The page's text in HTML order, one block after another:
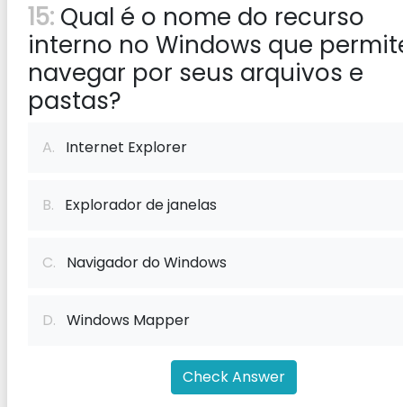
15: Qual é o nome do recurso
interno no Windows que
navegar por seus arquivos e
pastas?
A. Internet Explorer
B. Explorador de janelas
C. Navigador do Windows
D. Windows Mapper
Check Answer